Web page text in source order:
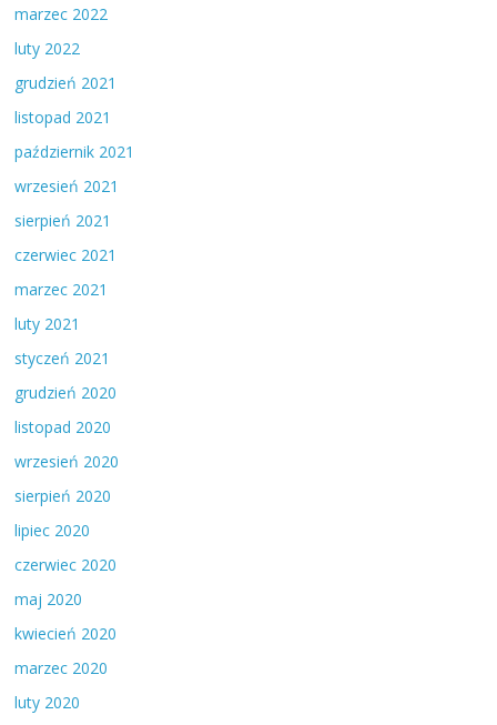
marzec 2022
luty 2022
grudzień 2021
listopad 2021
październik 2021
wrzesień 2021
sierpień 2021
czerwiec 2021
marzec 2021
luty 2021
styczeń 2021
grudzień 2020
listopad 2020
wrzesień 2020
sierpień 2020
lipiec 2020
czerwiec 2020
maj 2020
kwiecień 2020
marzec 2020
luty 2020